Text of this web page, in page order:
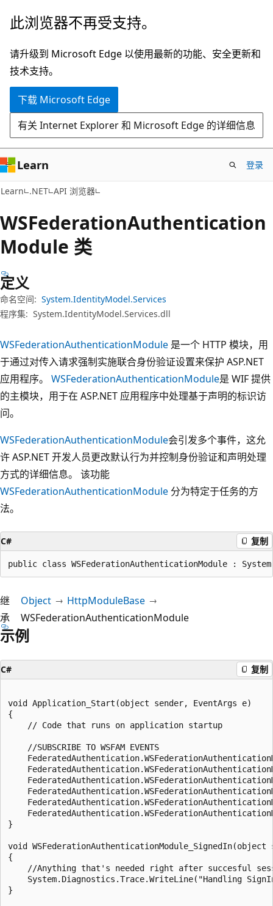
跳
主
要
内
跳
页
内
导
此浏览器不再受支持。
请升级到 Microsoft Edge 以使用最新的功能、安全更新和
技术支持。
下载 Microsoft Edge
有关 Internet Explorer 和 Microsoft Edge 的详细信息
Learn 登录
Learn .NET API 浏览器
WSFederationAuthentication
Module 类
定义
命名空间: System.IdentityModel.Services
程序集: System.IdentityModel.Services.dll
WSFederationAuthenticationModule 是一个 HTTP 模块，用
于通过对传入请求强制实施联合身份验证设置来保护 ASP.NET
应用程序。 WSFederationAuthenticationModule是 WIF 提供
的主模块，用于在 ASP.NET 应用程序中处理基于声明的标识访
问。
WSFederationAuthenticationModule会引发多个事件，这允
许 ASP.NET 开发人员更改默认行为并控制身份验证和声明处理
方式的详细信息。 该功能
WSFederationAuthenticationModule 分为特定于任务的方
法。
C# 复制
public class WSFederationAuthenticationModule :
继
承
Object
HttpModuleBase
WSFederationAuthenticationModule
示例
C# 复制
void Application_Start(object sender, EventArgs e)
{
    // Code that runs on application startup
    //SUBSCRIBE TO WSFAM EVENTS
}
void
{
//Anything that's needed right after succesful
System.Diagnostics.Trace.WriteLine("Handling
}